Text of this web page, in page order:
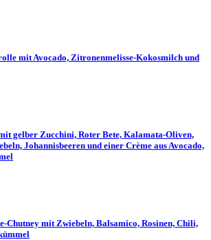
mit Avocado, Zitronenmelisse-Kokosmilch und
gelber Zucchini, Roter Bete, Kalamata-Oliven,
Johannisbeeren und einer Crème aus Avocado,
Chutney mit Zwiebeln, Balsamico, Rosinen, Chili,